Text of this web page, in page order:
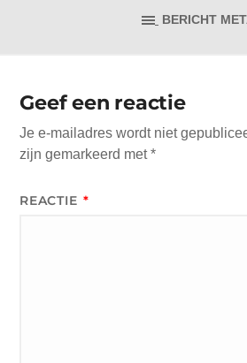
BERICHT
Geef een reactie
Je e-mailadres wordt niet
zijn gemarkeerd met*
REACTIE *